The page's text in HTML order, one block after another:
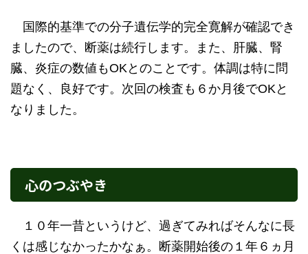
国際的基準での分子遺伝学的完全寛解が確認でき
ましたので、断薬は続行します。また、肝臓、腎
臓、炎症の数値もOKとのことです。体調は特に問
題なく、良好です。次回の検査も６か月後でOKと
なりました。
心のつぶやき
１０年一昔というけど、過ぎてみればそんなに長
くは感じなかったかなぁ。断薬開始後の１年６ヵ月